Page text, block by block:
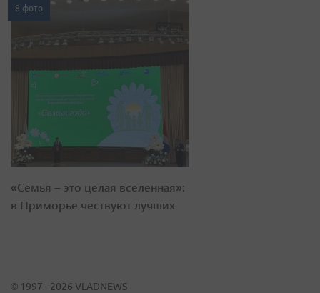
8 фото
«Семья – это целая вселенная»:
в Приморье чествуют лучших
© 1997 - 2026 VLADNEWS